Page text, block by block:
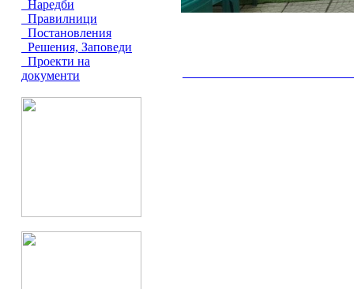
Наредби
Правилници
Постановления
Решения, Заповеди
Проекти на
документи